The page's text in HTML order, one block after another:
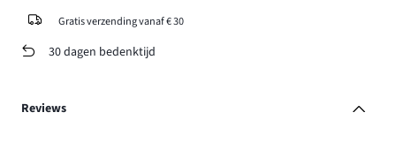
Gratis verzending vanaf € 30
30 dagen bedenktijd
Reviews